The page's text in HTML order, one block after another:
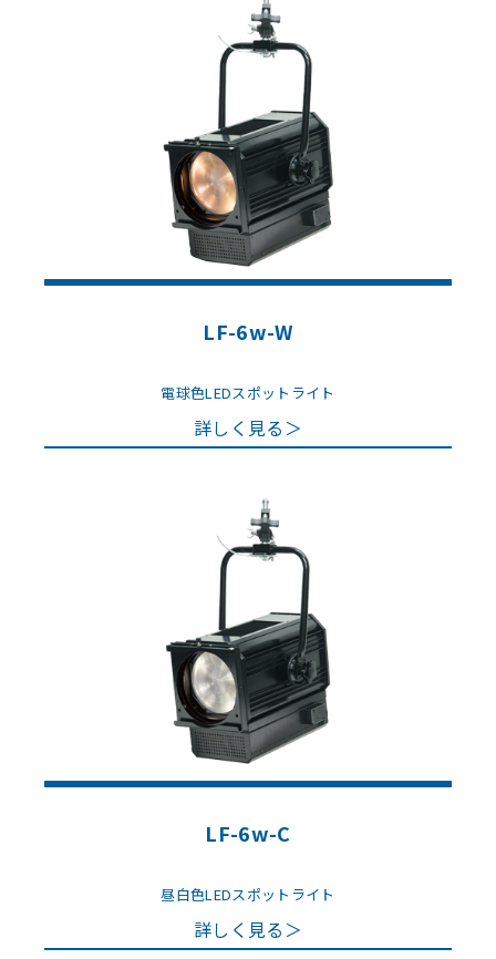
LF-6w-W
電球色LEDスポットライト
詳しく見る＞
LF-6w-C
昼白色LEDスポットライト
詳しく見る＞